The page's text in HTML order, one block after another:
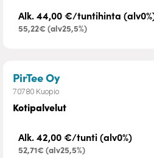
Alk. 44,00 €/tuntihinta
55,22€ (alv25,5%)
PirTee Oy– Kotipalvelut
70780 Kuopio
Kotipalvelut
Alk. 42,00 €/tunti (alv0%)
52,71€ (alv25,5%)